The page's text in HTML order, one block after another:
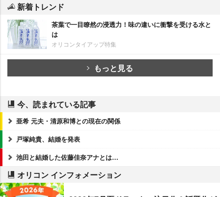
新着トレンド
茶葉で一目瞭然の浸透力！味の違いに衝撃を受ける水と
は
オリコンタイアップ特集
もっと見る
今、読まれている記事
亜希 元夫・清原和博との現在の関係
戸塚純貴、結婚を発表
池田と結婚した佐藤佳奈アナとは…
オリコン インフォメーション